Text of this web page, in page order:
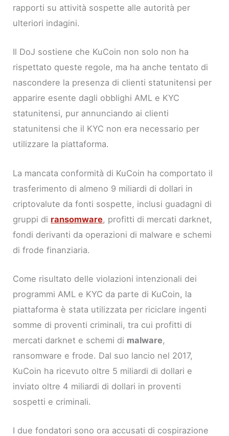
rapporti su attività sospette alle autorità per
ulteriori indagini.
Il DoJ sostiene che KuCoin non solo non ha
rispettato queste regole, ma ha anche tentato di
nascondere la presenza di clienti statunitensi per
apparire esente dagli obblighi AML e KYC
statunitensi, pur annunciando ai clienti
statunitensi che il KYC non era necessario per
utilizzare la piattaforma.
La mancata conformità di KuCoin ha comportato il
trasferimento di almeno 9 miliardi di dollari in
criptovalute da fonti sospette, inclusi guadagni di
gruppi di ransomware, profitti di mercati darknet,
fondi derivanti da operazioni di malware e schemi
di frode finanziaria.
Come risultato delle violazioni intenzionali dei
programmi AML e KYC da parte di KuCoin, la
piattaforma è stata utilizzata per riciclare ingenti
somme di proventi criminali, tra cui profitti di
mercati darknet e schemi di malware,
ransomware e frode. Dal suo lancio nel 2017,
KuCoin ha ricevuto oltre 5 miliardi di dollari e
inviato oltre 4 miliardi di dollari in proventi
sospetti e criminali.
I due fondatori sono ora accusati di cospirazione